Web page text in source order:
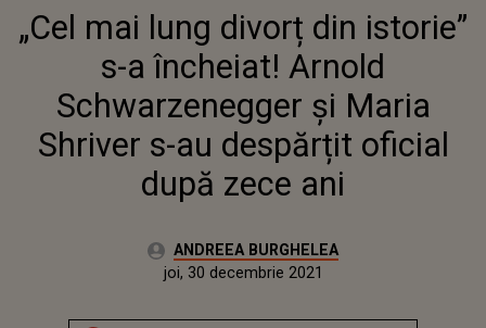
ISTORIE” S-A ÎNCHEIAT! ARNOLD
SCHWARZENEGGER ȘI MARIA
SHRIVER S-AU DESPĂRȚIT
OFICIAL DUPĂ ZECE ANI
„Cel mai lung divorț din istorie”
s-a încheiat! Arnold
Schwarzenegger și Maria
Shriver s-au despărțit oficial
după zece ani
Autor:ANDREEA BURGHELEA
joi, 30 decembrie 2021Actualizat:
joi, 30 decembrie 2021